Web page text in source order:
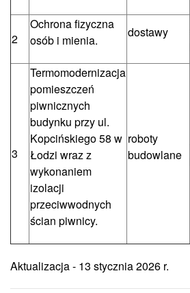
2
Ochrona fizyczna
osób i mienia.
dostawy
3
Termomodernizacja
pomieszczeń
piwnicznych
budynku przy ul.
Kopcińskiego 58 w
Łodzi wraz z
wykonaniem
izolacji
przeciwwodnych
ścian piwnicy.
roboty
budowlane
Aktualizacja - 13 stycznia 2026 r.